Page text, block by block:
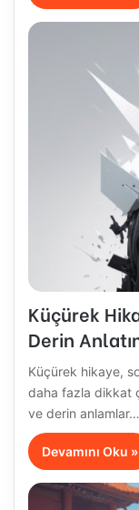
Küçürek
Derin
Küçürek hikaye,
daha fazla dikkat
ve derin anlamlar…
Devamını Oku »